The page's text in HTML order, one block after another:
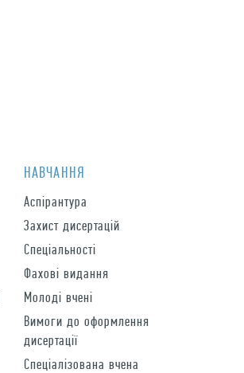
НАВЧАННЯ
Аспірантура
Захист дисертацій
Спеціальності
Фахові видання
Молоді вчені
Вимоги до оформлення
дисертації
Спеціалізована вчена